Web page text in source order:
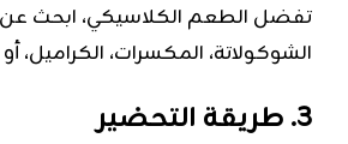
تفضل الطعم الكلاسيكي، ابحث عن
الشوكولاتة، المكسرات، الكراميل، أو